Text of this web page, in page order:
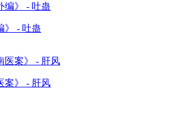
》 - 吐蛊
案》 - 肝风